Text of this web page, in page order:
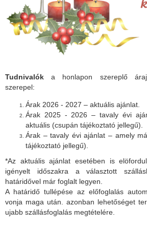
Tudnivalók a honlapon szereplő
szerepel:
Árak 2026 - 2027 – aktuális ajánlat.
Árak 2025 - 2026 – tavaly évi
aktuális (csupán tájékoztató jellegű).
Árak – tavaly évi ajánlat – amely
tájékoztató jellegű).
*Az aktuális ajánlat esetében is
igényelt időszakra a választott
határidővel már foglalt legyen.
A határidő tullépése az előfoglalás
vonja maga után. azonban lehetőséget
ujabb szállásfoglalás megtételére.